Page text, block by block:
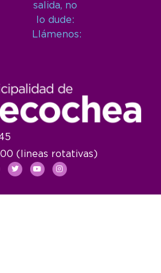
salida, no
lo dude:
Llámenos:
(lineas rotativas)